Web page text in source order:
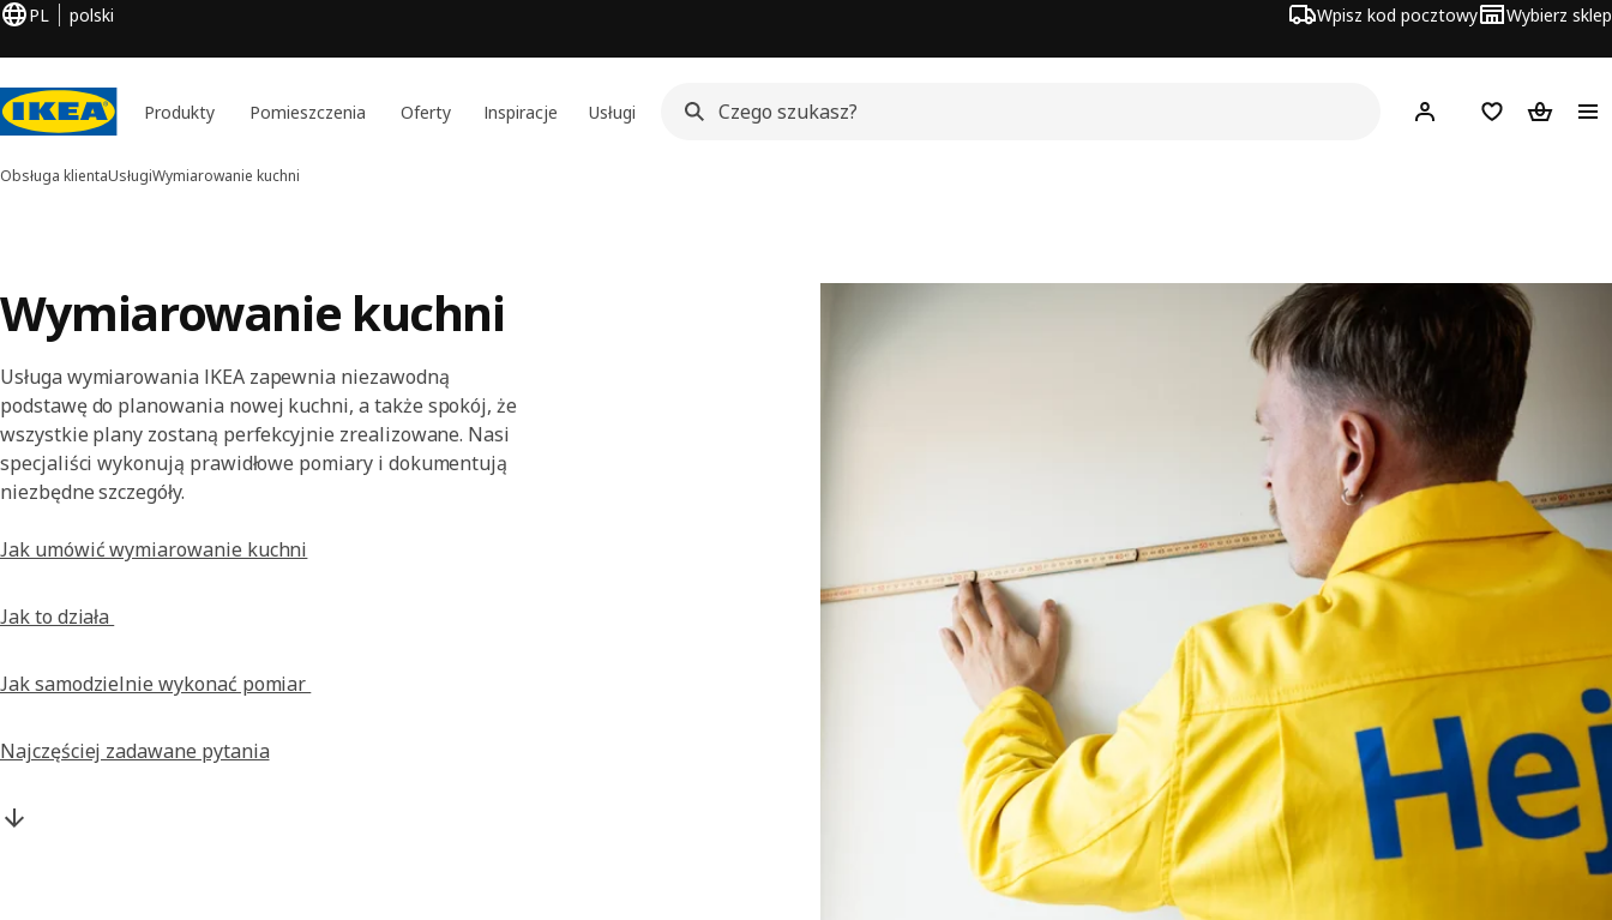
PL polski Wpisz kod pocztowy Wybierz sklep
Produkty Pomieszczenia Oferty Inspiracje Usługi Hej! Zaloguj się
Lista zakupowa
Koszyk
Obsługa klientaUsługiWymiarowanie kuchni
Wymiarowanie kuchni
Usługa wymiarowania IKEA zapewnia niezawodną
podstawę do planowania nowej kuchni, a także spokój, że
wszystkie plany zostaną perfekcyjnie zrealizowane. Nasi
specjaliści wykonują prawidłowe pomiary i dokumentują
niezbędne szczegóły.
Jak umówić wymiarowanie kuchni
Jak to działa
Jak samodzielnie wykonać pomiar
Najczęściej zadawane pytania